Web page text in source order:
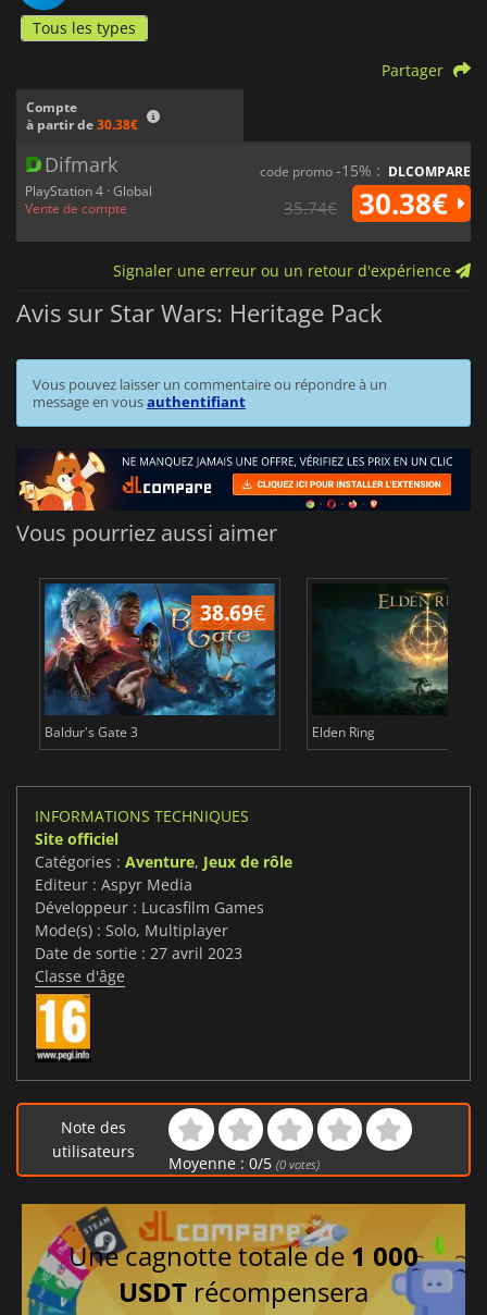
Tous les types
Compte
à partir de30.38€
Partager
Difmark
PlayStation 4 · Global
Vente de compte
code promo-15% : DLCOMPARE
35.74€ 30.38€
Signaler une erreur ou un retour d'expérience
Avis sur Star Wars: Heritage Pack
Vous pouvez laisser un commentaire ou répondre à un
message en vousauthentifiant
Vous pourriez aussi aimer
38.69€
Baldur's Gate 3 Elden Ring
INFORMATIONS TECHNIQUES
Site officiel
Catégories : Aventure, Jeux de rôle
Editeur : Aspyr Media
Développeur : Lucasfilm Games
Mode(s) : Solo, Multiplayer
Date de sortie : 27 avril 2023
Classe d'âge
Note des
utilisateurs
Moyenne : 0/5 (0votes)
Une cagnotte totale de 1 000
USDT récompensera